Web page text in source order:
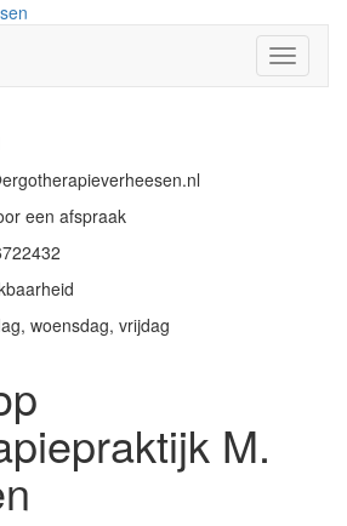
Toggle
een afspraak
woensdag, vrijdag
M.